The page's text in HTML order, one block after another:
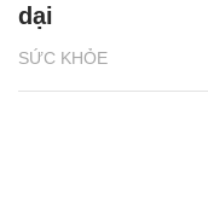
SỨC KHỎE
dại